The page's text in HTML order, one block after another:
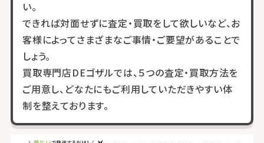
い。
できれば対面せずに査定・買取をして欲しいなど、お
客様によってさまざまなご事情・ご要望があることで
しょう。
買取専門店DEゴザルでは、５つの査定・買取方法を
ご用意し、どなたにもご利用していただきやすい体
制を整えております。